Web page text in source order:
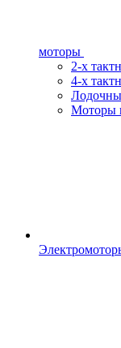
моторы
2-х
4-х
Моторы